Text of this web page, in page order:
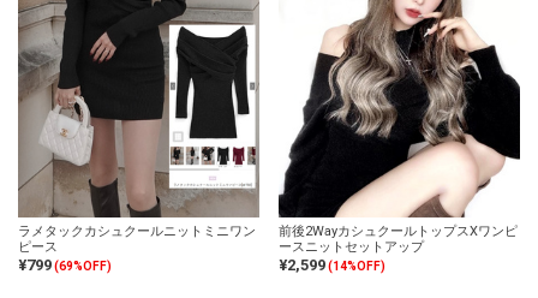
ラメタックカシュクールニットミニワン
ピース
¥799(69%OFF)
前後2WayカシュクールトップスXワンピ
ースニットセットアップ
¥2,599(14%OFF)